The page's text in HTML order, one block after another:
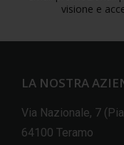
visione e
LA NOSTRA
Via Nazionale, 7
64100 Teramo